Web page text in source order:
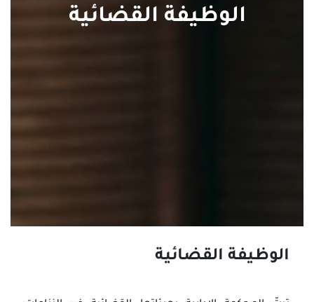
الوظيفة القضائية
الوظيفة القضائية